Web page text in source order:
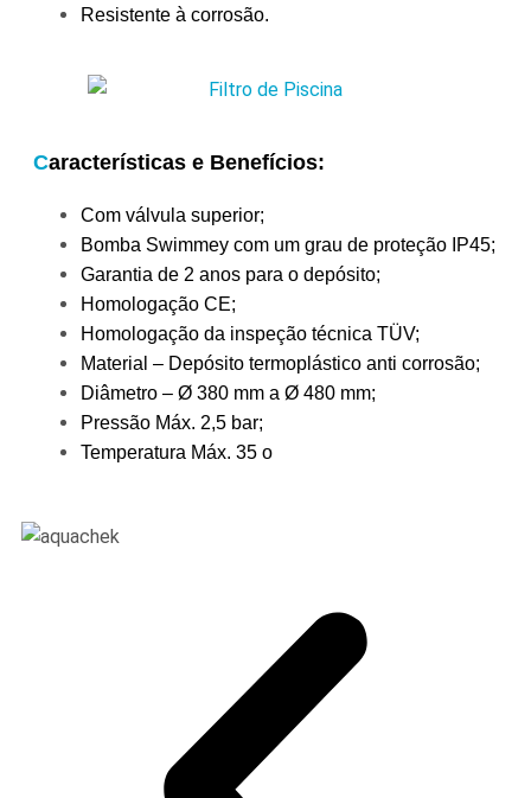
Resistente à corrosão.
Características e Benefícios:
Com válvula superior;
Bomba Swimmey com um grau de proteção IP45;
Garantia de 2 anos para o depósito;
Homologação CE;
Homologação da inspeção técnica TÜV;
Material – Depósito termoplástico anti corrosão;
Diâmetro – Ø 380 mm a Ø 480 mm;
Pressão Máx. 2,5 bar;
Temperatura Máx. 35 o